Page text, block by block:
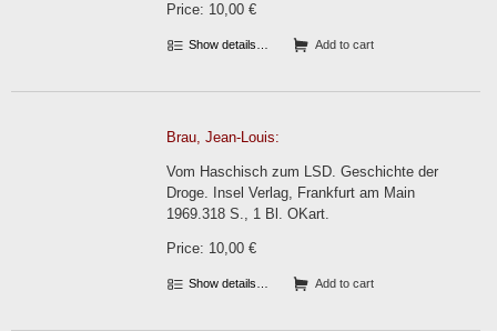
Price: 10,00 €
Show details… Add to cart
Brau, Jean-Louis:
Vom Haschisch zum LSD. Geschichte der
Droge. Insel Verlag, Frankfurt am Main
1969.318 S., 1 Bl. OKart.
Price: 10,00 €
Show details… Add to cart